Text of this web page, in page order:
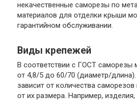
некачественные саморезы по
материалов для отделки крыши
гарантийном обслуживании.
Виды крепежей
В соответствии с ГОСТ саморезы
от 4,8/5 до 60/70 (диаметр/
зависит от количества
от их размера. Например,